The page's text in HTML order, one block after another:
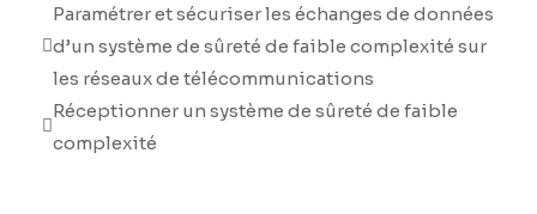
Paramétrer et sécuriser les échanges de données
d’un système de sûreté de faible complexité sur
les réseaux de télécommunications
Réceptionner un système de sûreté de faible
complexité